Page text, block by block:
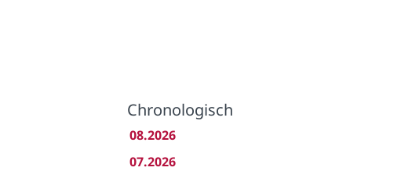
Chronologisch
08.2026
07.2026